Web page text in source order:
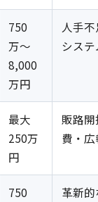
750
万〜
8,000
万円
人手
システ
最大
250万
円
販路
費・広
750
革新